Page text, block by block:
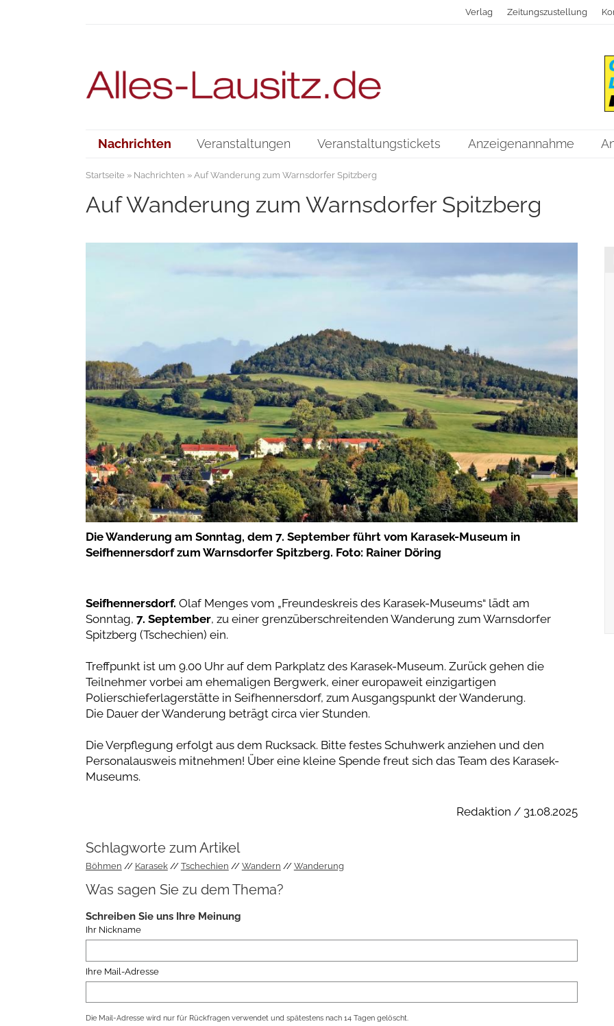
Verlag Zeitungszustellung
Nachrichten Veranstaltungen Veranstaltungstickets Anzeigenannahme
Startseite» Nachrichten » Auf Wanderung zum Warnsdorfer Spitzberg
Auf Wanderung zum Warnsdorfer Spitzberg
Die Wanderung am Sonntag, dem 7. September führt vom Karasek-Museum in
Seifhennersdorf zum Warnsdorfer Spitzberg. Foto: Rainer Döring
Seifhennersdorf. Olaf Menges vom „Freundeskreis des Karasek-Museums“ lädt am
Sonntag, 7. September, zu einer grenzüberschreitenden Wanderung zum Warnsdorfer
Spitzberg (Tschechien) ein.
Treffpunkt ist um 9.00 Uhr auf dem Parkplatz des Karasek-Museum. Zurück gehen die
Teilnehmer vorbei am ehemaligen Bergwerk, einer europaweit einzigartigen
Polierschieferlagerstätte in Seifhennersdorf, zum Ausgangspunkt der Wanderung.
Die Dauer der Wanderung beträgt circa vier Stunden.
Die Verpflegung erfolgt aus dem Rucksack. Bitte festes Schuhwerk anziehen und den
Personalausweis mitnehmen! Über eine kleine Spende freut sich das Team des Karasek-
Museums.
Redaktion / 31.08.2025
Schlagworte zum Artikel
Böhmen Karasek Tschechien Wandern Wanderung
Was sagen Sie zu dem Thema?
Schreiben Sie uns Ihre Meinung
Ihr Nickname
Ihre Mail-Adresse
Die Mail-Adresse wird nur für Rückfragen verwendet und spätestens nach 14 Tagen gelöscht.